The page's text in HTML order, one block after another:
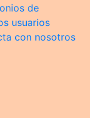
de
usuarios
con nosotros